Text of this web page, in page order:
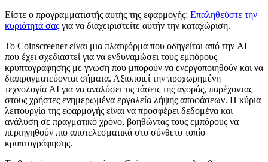
Είστε ο προγραμματιστής αυτής της εφαρμογής; Επαληθεύστε την
κυριότητά σας για να διαχειριστείτε αυτήν την καταχώριση.
Το Coinscreener είναι μια πλατφόρμα που οδηγείται από την AI
που έχει σχεδιαστεί για να ενδυναμώσει τους εμπόρους
κρυπτογράφησης με γνώση που μπορούν να ενεργοποιηθούν και να
διαπραγματεύονται σήματα. Αξιοποιεί την προχωρημένη
τεχνολογία AI για να αναλύσει τις τάσεις της αγοράς, παρέχοντας
στους χρήστες ενημερωμένα εργαλεία λήψης αποφάσεων. Η κύρια
λειτουργία της εφαρμογής είναι να προσφέρει δεδομένα και
ανάλυση σε πραγματικό χρόνο, βοηθώντας τους εμπόρους να
περιηγηθούν πιο αποτελεσματικά στο σύνθετο τοπίο
κρυπτογράφησης.